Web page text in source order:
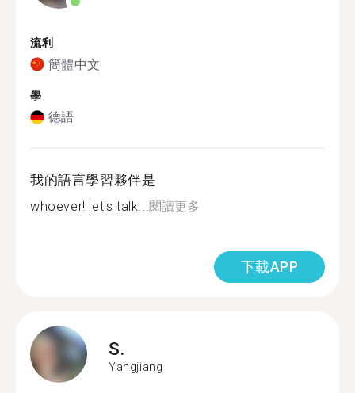
流利
簡體中文
學
德語
我的語言學習夥伴是
whoever! let's talk...閱讀更多
下載APP
S.
Yangjiang